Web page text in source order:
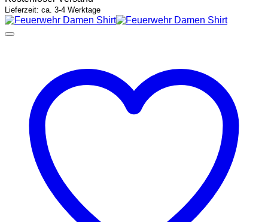
Lieferzeit: ca. 3-4 Werktage